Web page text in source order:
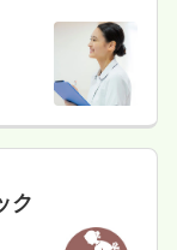
ク